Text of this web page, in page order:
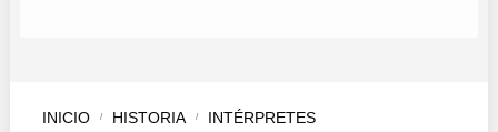
INICIO HISTORIA INTÉRPRETES